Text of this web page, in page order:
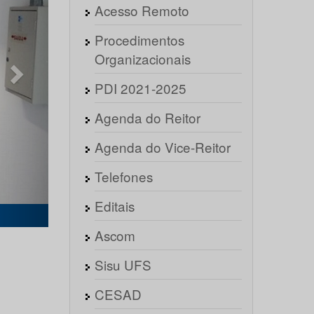
Foto 2
Acesso Remoto
Procedimentos
Organizacionais
PDI 2021-2025
Agenda do Reitor
Agenda do Vice-Reitor
Telefones
Editais
Ascom
Sisu UFS
CESAD